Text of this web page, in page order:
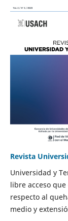
Revista
Universidad y
libre acceso
respecto al
medio y